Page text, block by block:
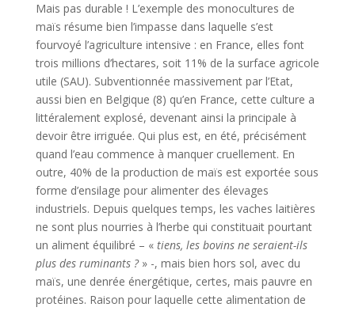
Mais pas durable ! L’exemple des monocultures de
maïs résume bien l’impasse dans laquelle s’est
fourvoyé l’agriculture intensive : en France, elles font
trois millions d’hectares, soit 11% de la surface agricole
utile (SAU). Subventionnée massivement par l’Etat,
aussi bien en Belgique (8) qu’en France, cette culture a
littéralement explosé, devenant ainsi la principale à
devoir être irriguée. Qui plus est, en été, précisément
quand l’eau commence à manquer cruellement. En
outre, 40% de la production de maïs est exportée sous
forme d’ensilage pour alimenter des élevages
industriels. Depuis quelques temps, les vaches laitières
ne sont plus nourries à l’herbe qui constituait pourtant
un aliment équilibré – « tiens, les bovins ne seraient-ils
plus des ruminants ?» -, mais bien hors sol, avec du
maïs, une denrée énergétique, certes, mais pauvre en
protéines. Raison pour laquelle cette alimentation de